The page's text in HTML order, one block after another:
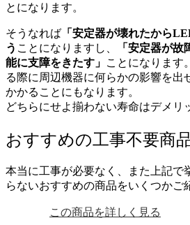
とになります。
そうなれば 「安定器が壊れたから
う ことになりますし、
「安定器が
能に支障をきたす」 ことになります。
る際に周辺機器に何らかの影響を出
かかることにもなります。
どちらにせよ揃わない寿命はデメリ
おすすめの工事不要商
本当に工事が必要なく、また上記で
らないおすすめの商品をいくつかご
この商品を詳しく見る